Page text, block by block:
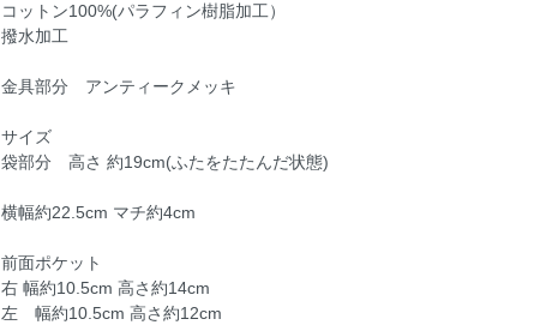
コットン100%(パラフィン樹脂加工）
撥水加工
金具部分 アンティークメッキ
サイズ
袋部分 高さ 約19cm(ふたをたたんだ状態)
横幅約22.5cm マチ約4cm
前面ポケット
右 幅約10.5cm 高さ約14cm
左 幅約10.5cm 高さ約12cm